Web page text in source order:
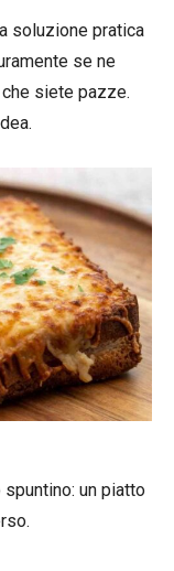
soluzione pratica
se ne
siete pazze.
un piatto